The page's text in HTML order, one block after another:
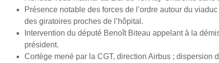
Présence notable des forces de l’ordre autour du
des giratoires proches de l’hôpital.
Intervention du député Benoît Biteau appelant à la
président.
Cortège mené par la CGT, direction Airbus ; dispersion